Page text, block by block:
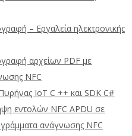
– Εργαλεία ηλεκτρονικής
αρχείων PDF με
NFC
IoT C ++ και SDK C#
εντολών NFC APDU σε
ανάγνωσης NFC